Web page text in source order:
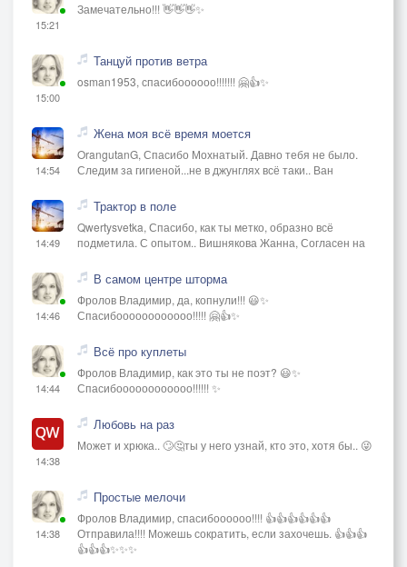
15:21
Замечательно!!! 👋👋👋✨
15:00
Танцуй против ветра
osman1953, спасибоооооо!!!!!!! 🤗👍✨
14:54
Жена моя всё время моется
OrangutanG, Спасибо Мохнатый. Давно тебя не было.
Следим за гигиеной...не в джунглях всё таки.. Ван
14:49
Трактор в поле
Qwertysvetka, Спасибо, как ты метко, образно всё
подметила. С опытом.. Вишнякова Жанна, Согласен на
14:46
В самом центре шторма
Фролов Владимир, да, копнули!!! 😃✨
Спасибоооооооооооо!!!!! 🤗👍✨
14:44
Всё про куплеты
Фролов Владимир, как это ты не поэт? 😃✨
Спасибоооооооооооо!!!!!! ✨
14:38
Любовь на раз
Может и хрюка.. 🙄🤔ты у него узнай, кто это, хотя бы.. 😜
14:38
Простые мелочи
Фролов Владимир, спасибоооооо!!!! 👍👍👍👍👍👍
Отправила!!!! Можешь сократить, если захочешь. 👍👍👍
👍👍👍✨✨✨